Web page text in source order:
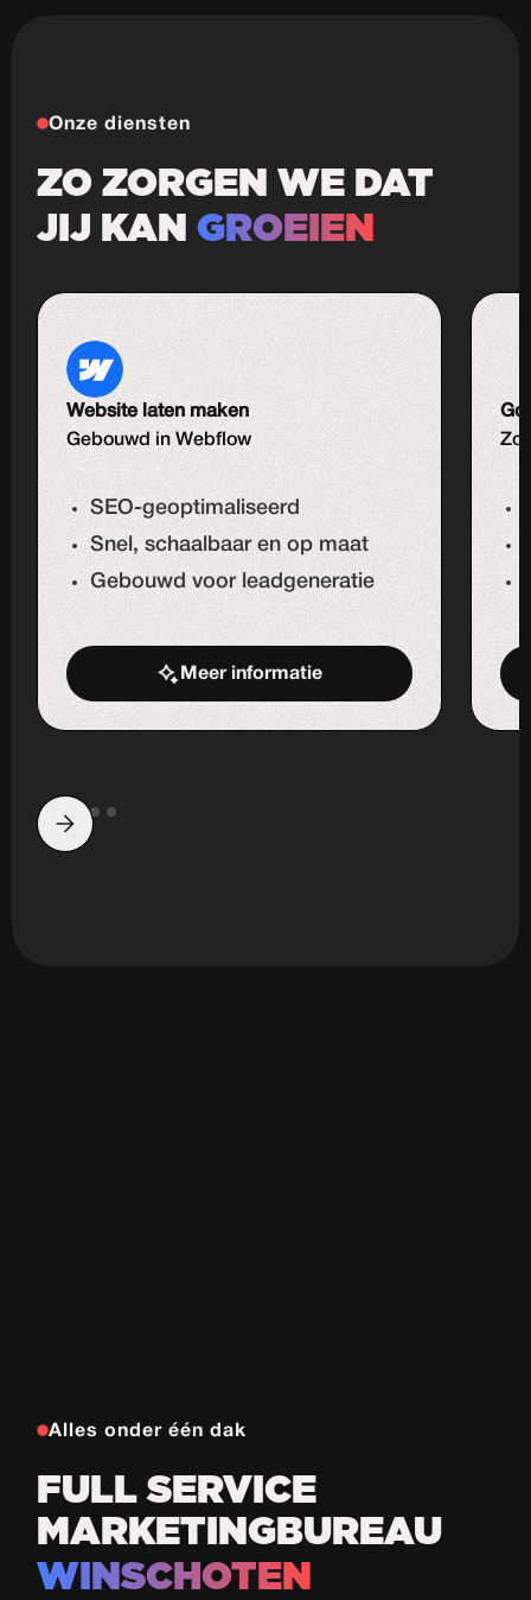
Onze diensten
ZO ZORGEN WE DAT
JIJ KANGROEIEN
Website laten maken
Gebouwd in Webflow
SEO-geoptimaliseerd
Snel, schaalbaar en op maat
Gebouwd voor leadgeneratie
Meer informatie
Start de uitdaging
Alles onder één dak
FULL SERVICE
MARKETINGBUREAU
WINSCHOTEN